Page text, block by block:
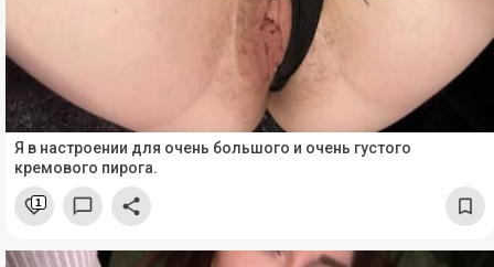
Я в настроении для очень большого и очень густого
кремового пирога.
1